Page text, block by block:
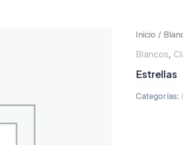
Inicio /
Blancos,
Estrellas
Categorías: